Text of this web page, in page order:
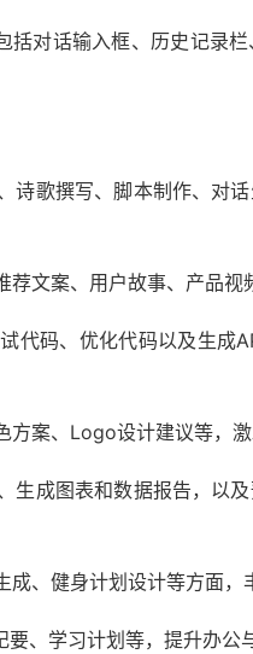
对话输入框、历史记录
诗歌撰写、脚本制作、对
文案、用户故事、产品视
代码、优化代码以及生成
案、Logo设计建议等，激
生成图表和数据报告，以
、健身计划设计等方面，
、学习计划等，提升办公